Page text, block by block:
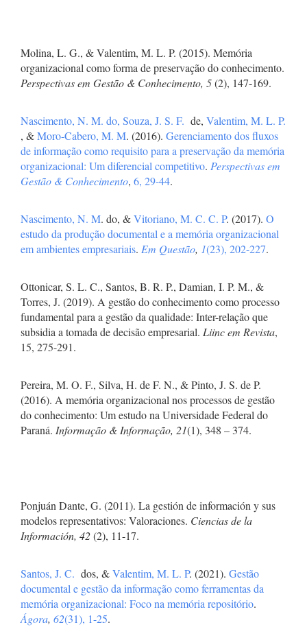
Molina, L. G., & Valentim, M. L. P. (2015). Memória
organizacional como forma de preservação do conhecimento.
Perspectivas em Gestão & Conhecimento, 5(2), 147-169.
Nascimento, N. M. do, Souza, J. S. F. de, Valentim, M. L. P.
, &Moro-Cabero, M. M. (2016). Gerenciamento dos fluxos
de informação como requisito para a preservação da memória
organizacional: Um diferencial competitivo. Perspectivas em
Gestão & Conhecimento, 6, 29-44.
Nascimento, N. M. do, &Vitoriano, M. C. C. P. (2017). O
estudo da produção documental e a memória organizacional
em ambientes empresariais. Em Questão, 1(23), 202-227.
Ottonicar, S. L. C., Santos, B. R. P., Damian, I. P. M., &
Torres, J. (2019). A gestão do conhecimento como processo
fundamental para a gestão da qualidade: Inter-relação que
subsidia a tomada de decisão empresarial. Liinc em Revista,
15, 275-291.
Pereira, M. O. F., Silva, H. de F. N., & Pinto, J. S. de P.
(2016). A memória organizacional nos processos de gestão
do conhecimento: Um estudo na Universidade Federal do
Paraná. Informação & Informação, 21(1), 348 – 374.
Ponjuán Dante, G. (2011). La gestión de información y sus
modelos representativos: Valoraciones. Ciencias de la
Información, 42(2), 11-17.
Santos, J. C. dos, &Valentim, M. L. P. (2021). Gestão
documental e gestão da informação como ferramentas da
memória organizacional: Foco na memória repositório.
Ágora, 62(31), 1-25.